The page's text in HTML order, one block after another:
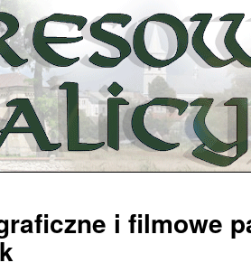
i filmowe